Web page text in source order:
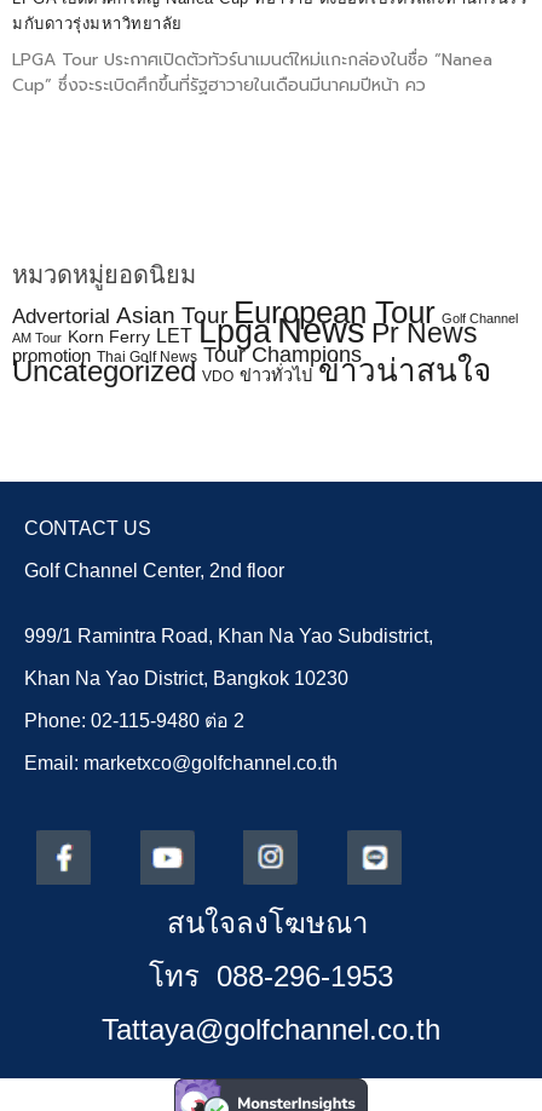
มกับดาวรุ่งมหาวิทยาลัย
LPGA Tour ประกาศเปิดตัวทัวร์นาเมนต์ใหม่แกะกล่องในชื่อ “Nanea
Cup” ซึ่งจะระเบิดศึกขึ้นที่รัฐฮาวายในเดือนมีนาคมปีหน้า คว
หมวดหมู่ยอดนิยม
Advertorial Asian Tour European Tour Golf Channel
AM Tour Korn Ferry LET Lpga News Pr News
promotion Thai Golf News Tour Champions
Uncategorized VDO ข่าวทั่วไป ข่าวน่าสนใจ
CONTACT US
Golf Channel Center, 2nd floor
999/1 Ramintra Road, Khan Na Yao Subdistrict,
Khan Na Yao District, Bangkok 10230
Phone: 02-115-9480 ต่อ 2
Email: marketxco@golfchannel.co.th
สนใจลงโฆษณา
โทร 088-296-1953
Tattaya@golfchannel.co.th